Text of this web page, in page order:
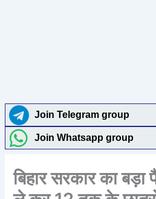
Join Telegram group
Join Whatsapp group
बिहार सरकार का